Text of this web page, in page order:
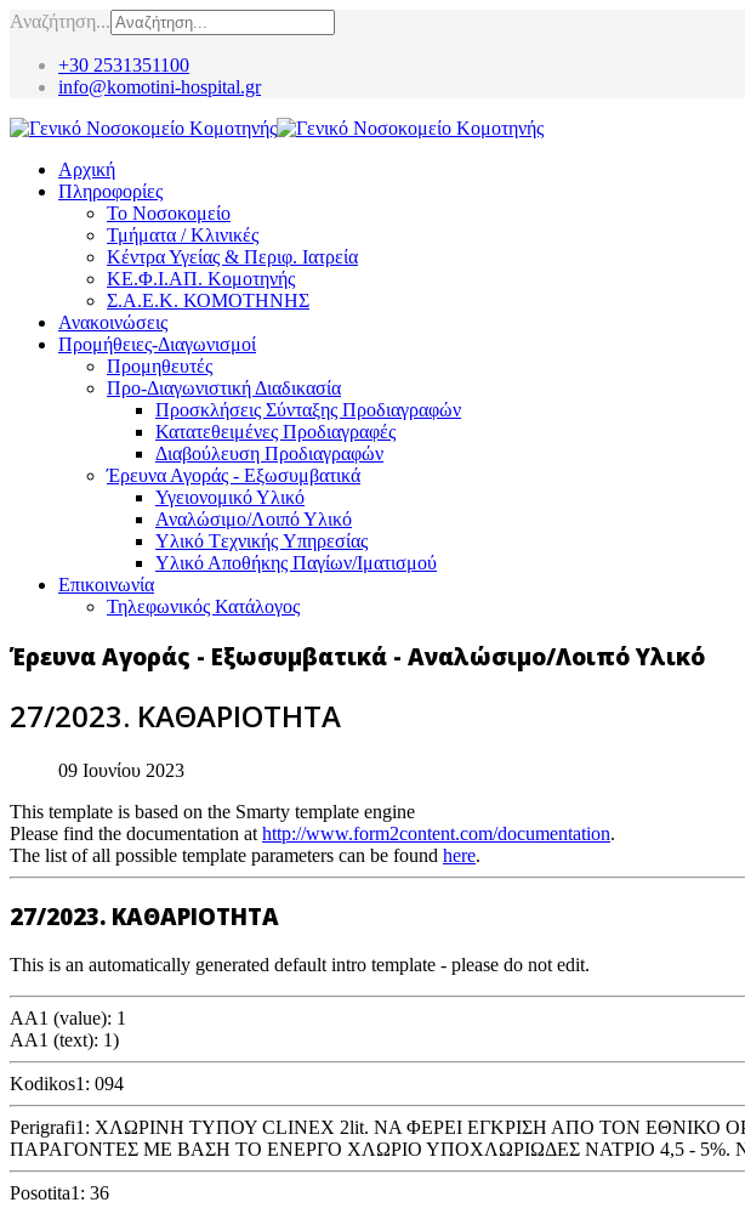
Αναζήτηση...
+30 2531351100
info@komotini-hospital.gr
Αρχική
Πληροφορίες
Το Νοσοκομείο
Τμήματα / Κλινικές
Κέντρα Υγείας & Περιφ. Ιατρεία
ΚΕ.Φ.Ι.ΑΠ. Κομοτηνής
Σ.Α.Ε.Κ. ΚΟΜΟΤΗΝΗΣ
Ανακοινώσεις
Προμήθειες-Διαγωνισμοί
Προμηθευτές
Προ-Διαγωνιστική Διαδικασία
Προσκλήσεις Σύνταξης Προδιαγραφών
Κατατεθειμένες Προδιαγραφές
Διαβούλευση Προδιαγραφών
Έρευνα Αγοράς - Εξωσυμβατικά
Υγειονομικό Υλικό
Αναλώσιμο/Λοιπό Υλικό
Υλικό Tεχνικής Yπηρεσίας
Υλικό Αποθήκης Παγίων/Ιματισμού
Επικοινωνία
Τηλεφωνικός Κατάλογος
Έρευνα Αγοράς - Εξωσυμβατικά - Αναλώσιμο/Λοιπό Υλικό
27/2023. ΚΑΘΑΡΙΟΤΗΤΑ
09 Ιουνίου 2023
This template is based on the Smarty template engine
Please find the documentation at http://www.form2content.com/documentation.
The list of all possible template parameters can be found here.
27/2023. ΚΑΘΑΡΙΟΤΗΤΑ
This is an automatically generated default intro template - please do not edit.
AA1 (value): 1
AA1 (text): 1)
Kodikos1: 094
Perigrafi1: ΧΛΩΡΙΝΗ ΤΥΠΟΥ CLINEX 2lit. ΝΑ ΦΕΡΕΙ ΕΓΚΡΙΣΗ ΑΠΟ ΤΟΝ
ΠΑΡΑΓΟΝΤΕΣ ΜΕ ΒΑΣΗ ΤΟ ΕΝΕΡΓΟ ΧΛΩΡΙΟ ΥΠΟΧΛΩΡΙΩΔΕΣ ΝΑΤΡΙΟ 4,5 -
Posotita1: 36